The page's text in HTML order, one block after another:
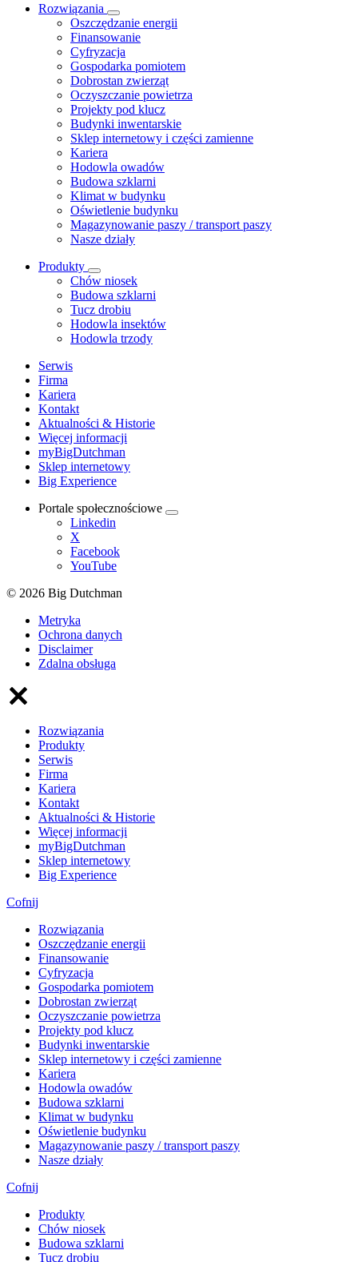
Rozwiązania
​Oszczędzanie energii
Finansowanie
Cyfryzacja
Gospodarka pomiotem
Dobrostan zwierząt
Oczyszczanie powietrza
Projekty pod klucz
Budynki inwentarskie
Sklep internetowy i części zamienne
Kariera
Hodowla owadów
Budowa szklarni
Klimat w budynku
Oświetlenie budynku
Magazynowanie paszy / transport paszy
Nasze działy
Produkty
Chów niosek
Budowa szklarni
Tucz drobiu
Hodowla insektów
Hodowla trzody
Serwis
Firma
Kariera
Kontakt
Aktualności & Historie
Więcej informacji
myBigDutchman
Sklep internetowy
Big Experience
Portale społecznościowe
Linkedin
X
Facebook
YouTube
© 2026 Big Dutchman
Metryka
Ochrona danych
Disclaimer
Zdalna obsługa
Rozwiązania
Produkty
Serwis
Firma
Kariera
Kontakt
Aktualności & Historie
Więcej informacji
myBigDutchman
Sklep internetowy
Big Experience
Cofnij
Rozwiązania
​Oszczędzanie energii
Finansowanie
Cyfryzacja
Gospodarka pomiotem
Dobrostan zwierząt
Oczyszczanie powietrza
Projekty pod klucz
Budynki inwentarskie
Sklep internetowy i części zamienne
Kariera
Hodowla owadów
Budowa szklarni
Klimat w budynku
Oświetlenie budynku
Magazynowanie paszy / transport paszy
Nasze działy
Cofnij
Produkty
Chów niosek
Budowa szklarni
Tucz drobiu